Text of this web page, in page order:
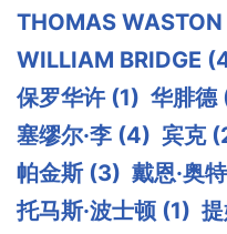
THOMAS WASTON
WILLIAM BRIDGE
保罗华许 (1) 华腓德
塞缪尔·李 (4) 宾克
帕金斯 (3) 戴恩·奥
托马斯·波士顿 (1)